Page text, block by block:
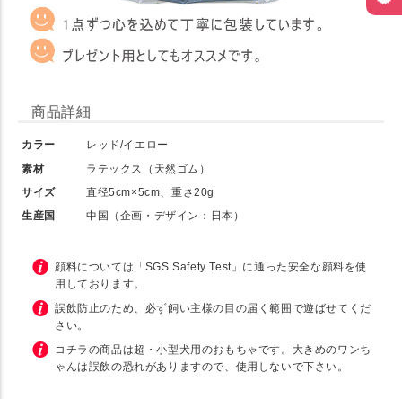
商品詳細
カラー
レッド/イエロー
素材
ラテックス（天然ゴム）
サイズ
直径5cm×5cm、重さ20g
生産国
中国（企画・デザイン：日本）
顔料については「SGS Safety Test」に通った安全な顔料を使
用しております。
誤飲防止のため、必ず飼い主様の目の届く範囲で遊ばせてくだ
さい。
コチラの商品は超・小型犬用のおもちゃです。大きめのワンち
ゃんは誤飲の恐れがありますので、使用しないで下さい。